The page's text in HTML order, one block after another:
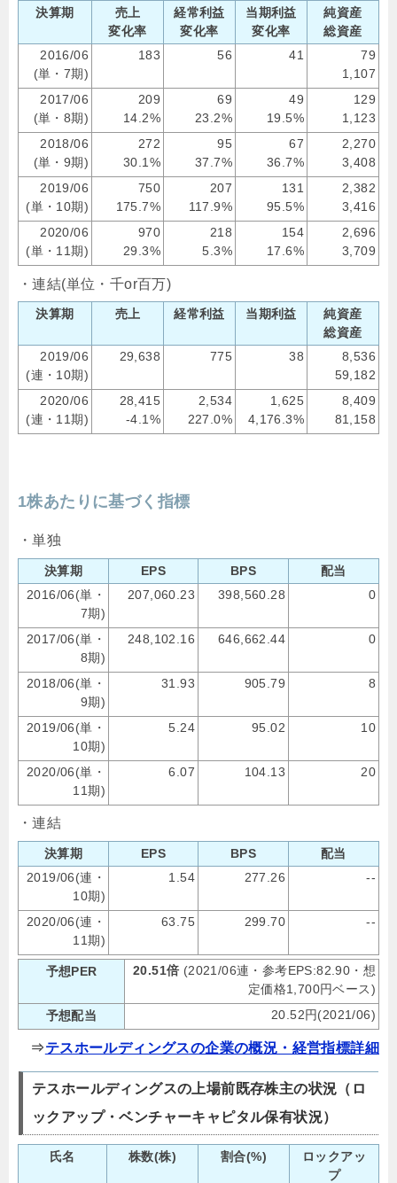
決算期
売上
変化率
経常利益
変化率
当期利益
変化率
純資産
総資産
2016/06
(単・7期)
183 56 41
79
1,107
2017/06
(単・8期)
209
14.2%
69
23.2%
49
19.5%
129
1,123
2018/06
(単・9期)
272
30.1%
95
37.7%
67
36.7%
2,270
3,408
2019/06
(単・10期)
750
175.7%
207
117.9%
131
95.5%
2,382
3,416
2020/06
(単・11期)
970
29.3%
218
5.3%
154
17.6%
2,696
3,709
・連結(単位・千or百万)
決算期 売上 経常利益 当期利益
純資産
総資産
2019/06
(連・10期)
29,638 775 38
8,536
59,182
2020/06
(連・11期)
28,415
-4.1%
2,534
227.0%
1,625
4,176.3%
8,409
81,158
1株あたりに基づく指標
・単独
決算期 EPS BPS
配当
2016/06(単・
7期)
207,060.23 398,560.28 0
2017/06(単・
8期)
248,102.16 646,662.44 0
2018/06(単・
9期)
31.93 905.79 8
2019/06(単・
10期)
5.24 95.02 10
2020/06(単・
11期)
6.07 104.13 20
・連結
決算期 EPS BPS
配当
2019/06(連・
10期)
1.54 277.26 --
2020/06(連・
11期)
63.75 299.70 --
予想PER 20.51倍 (2021/06連・参考EPS:82.90・想
定価格1,700円ベース)
予想配当
20.52円(2021/06)
⇒テスホールディングスの企業の概況・経営指標詳細
テスホールディングスの上場前既存株主の状況（ロ
ックアップ・ベンチャーキャピタル保有状況）
氏名 株数(株) 割合(%)
ロックアッ
プ